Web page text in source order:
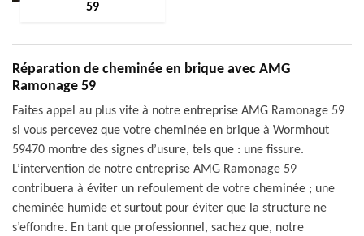
59
Réparation de cheminée en brique avec AMG
Ramonage 59
Faites appel au plus vite à notre entreprise AMG Ramonage 59
si vous percevez que votre cheminée en brique à Wormhout
59470 montre des signes d’usure, tels que : une fissure.
L’intervention de notre entreprise AMG Ramonage 59
contribuera à éviter un refoulement de votre cheminée ; une
cheminée humide et surtout pour éviter que la structure ne
s’effondre. En tant que professionnel, sachez que, notre